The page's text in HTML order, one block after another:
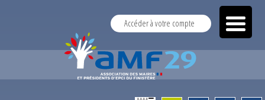
Accéder à votre compte